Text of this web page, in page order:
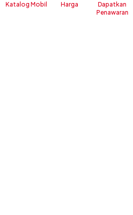
Katalog Mobil Harga
Dapatkan
Penawaran